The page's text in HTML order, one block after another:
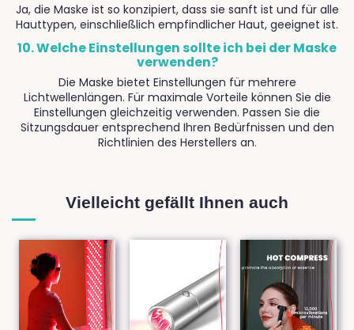
Ja, die Maske ist so konzipiert, dass sie sanft ist und für alle
Hauttypen, einschließlich empfindlicher Haut, geeignet ist.
10. Welche Einstellungen sollte ich bei der Maske
verwenden?
Die Maske bietet Einstellungen für mehrere
Lichtwellenlängen. Für maximale Vorteile können Sie die
Einstellungen gleichzeitig verwenden. Passen Sie die
Sitzungsdauer entsprechend Ihren Bedürfnissen und den
Richtlinien des Herstellers an.
Vielleicht gefällt Ihnen auch